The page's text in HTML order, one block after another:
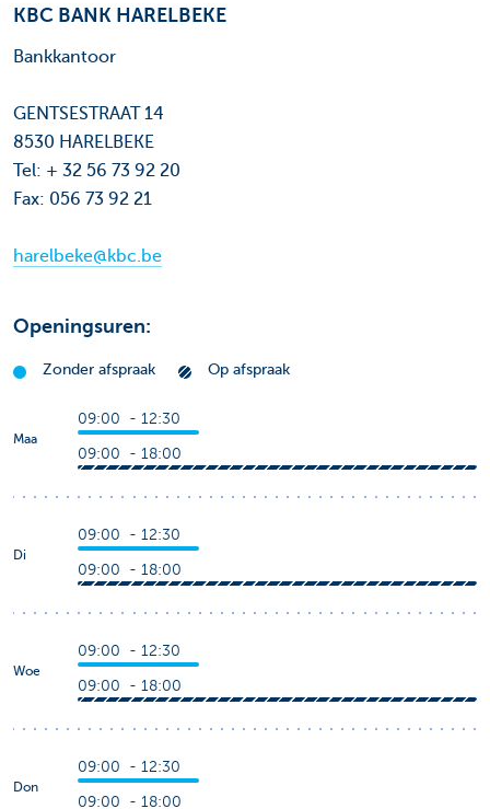
KBC BANK HARELBEKE
Bankkantoor
GENTSESTRAAT 14
8530 HARELBEKE
Tel: + 32 56 73 92 20
Fax: 056 73 92 21
harelbeke@kbc.be
Openingsuren:
Zonder afspraak Op afspraak
Maa
09:00 - 12:30
09:00 - 18:00
Di
09:00 - 12:30
09:00 - 18:00
Woe
09:00 - 12:30
09:00 - 18:00
Don
09:00 - 12:30
09:00 - 18:00